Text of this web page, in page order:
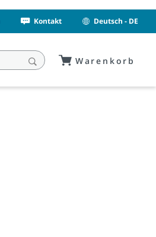
Kontakt Deutsch - DE
Warenkorb